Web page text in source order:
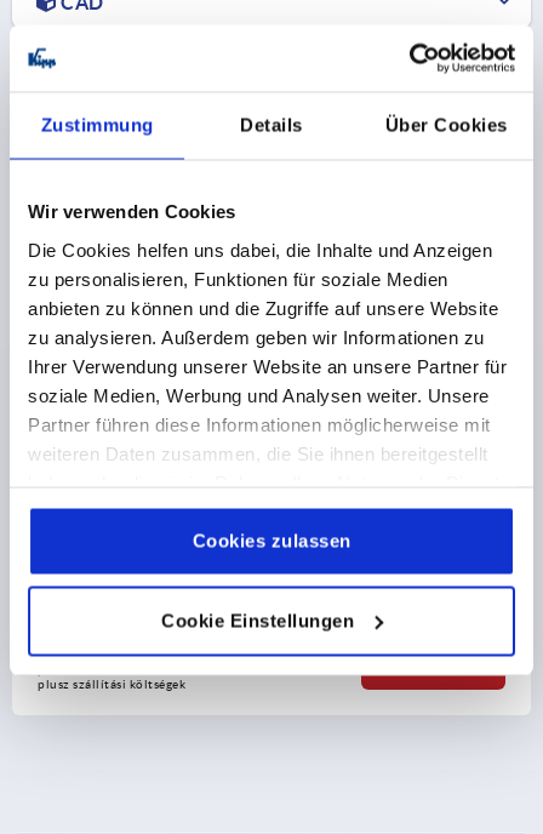
Zustimmung Details Über Cookies
Wir verwenden Cookies
Die Cookies helfen uns dabei, die Inhalte und Anzeigen
zu personalisieren, Funktionen für soziale Medien
anbieten zu können und die Zugriffe auf unsere Website
zu analysieren. Außerdem geben wir Informationen zu
Ihrer Verwendung unserer Website an unsere Partner für
soziale Medien, Werbung und Analysen weiter. Unsere
Partner führen diese Informationen möglicherweise mit
weiteren Daten zusammen, die Sie ihnen bereitgestellt
gesammelt haben.Cookie Richtlinien
Datenschutz|AGB
Cookies zulassen
Cookie Einstellungen
LETÖLTÉSEK
Más ügyfelek ezt is megvásárolták
K1092
Kengyelfogantyúk, műanyag, keskeny
ettől3,10 €
plusz szállítási költségek